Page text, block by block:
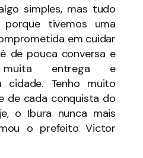
simples, mas tudo
tivemos uma
em cuidar
de pouca conversa e
entrega e
cidade. Tenho muito
de cada conquista do
o Ibura nunca mais
o prefeito Victor